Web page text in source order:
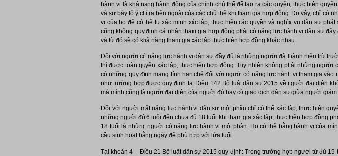
hành vi là khả năng hành động của chính chủ thể để tạo ra các quyền, thực hiện
và sự bày tỏ ý chí ra bên ngoài của các chủ thể khi tham gia hợp đồng. Do vậy, chỉ
vi của họ để có thể tự xác minh xác lập, thực hiện các quyền và nghĩa vụ dân sự
cũng không quy định cá nhân tham gia hợp đồng phải có năng lực hành vi dân sự
và từ đó sẽ có khả năng tham gia xác lập thực hiện hợp đồng khác nhau.
Đối với người có năng lực hành vi dân sự đầy đủ là những người đã thành niên trừ
thì được toàn quyền xác lập, thực hiện hợp đồng. Tuy nhiên không phải những
có những quy định mang tính hạn chế đối với người có năng lực hành vi tham gia
như trường hợp được quy định tại Điều 142 Bộ luật dân sự 2015 về người đại diện
mà mình cũng là người đại diện của người đó hay có giao dịch dân sự giữa người
Đối với người mất năng lực hành vi dân sự một phần chỉ có thể xác lập, thực hiện
những người đủ 6 tuổi đến chưa đủ 18 tuổi khi tham gia xác lập, thực hiện hợp đồng
18 tuổi là những người có năng lực hành vi một phần. Họ có thể bằng hành vi của
cầu sinh hoạt hằng ngày để phù hợp với lứa tuổi.
Tại khoản 4 – Điều 21 Bộ luật dân sự 2015 quy định: Trong trường hợp người từ đủ